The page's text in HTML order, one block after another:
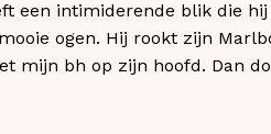
een intimiderende blik die
ogen. Hij rookt zijn
mijn bh op zijn hoofd. Dan